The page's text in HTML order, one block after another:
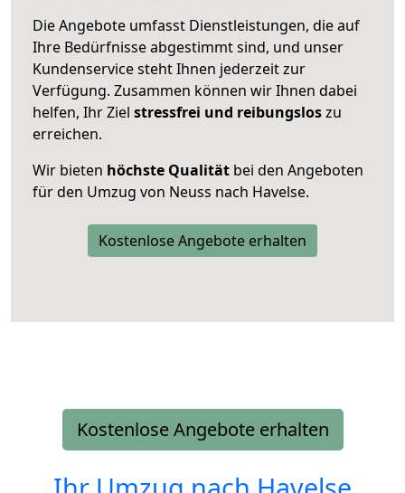
Die Angebote umfasst Dienstleistungen, die auf
Ihre Bedürfnisse abgestimmt sind, und unser
Kundenservice steht Ihnen jederzeit zur
Verfügung. Zusammen können wir Ihnen dabei
helfen, Ihr Ziel stressfrei und reibungsloszu
erreichen.
Wir bieten höchste Qualität bei den Angeboten
für den Umzug von Neuss nach Havelse.
Kostenlose Angebote erhalten
Kostenlose Angebote erhalten